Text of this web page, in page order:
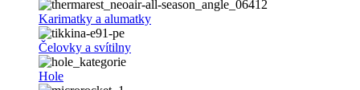
Karimatky a alumatky
Čelovky a svítilny
Hole